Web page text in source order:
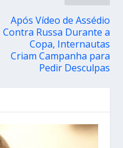
Após Vídeo de Assédio
Contra Russa Durante a
Copa, Internautas
Criam Campanha para
Pedir Desculpas